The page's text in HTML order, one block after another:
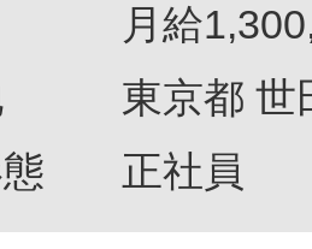
月給
東京都 世
正社員